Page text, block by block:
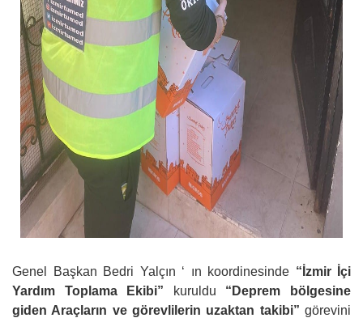
Genel Başkan Bedri Yalçın ‘ ın koordinesinde “İzmir İçi
Yardım Toplama Ekibi” kuruldu “Deprem bölgesine
giden Araçların ve görevlilerin uzaktan takibi” görevini